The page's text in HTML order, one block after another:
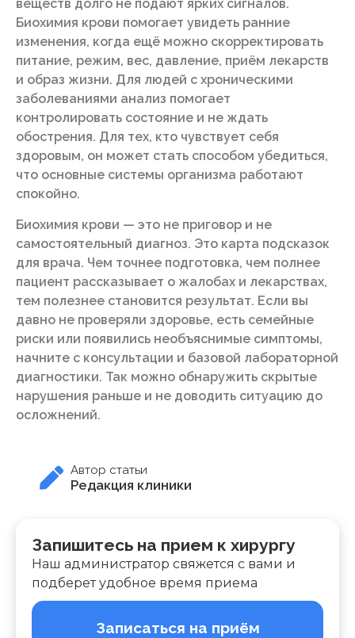
веществ долго не подают ярких сигналов.
Биохимия крови помогает увидеть ранние
изменения, когда ещё можно скорректировать
питание, режим, вес, давление, приём лекарств
и образ жизни. Для людей с хроническими
заболеваниями анализ помогает
контролировать состояние и не ждать
обострения. Для тех, кто чувствует себя
здоровым, он может стать способом убедиться,
что основные системы организма работают
спокойно.
Биохимия крови — это не приговор и не
самостоятельный диагноз. Это карта подсказок
для врача. Чем точнее подготовка, чем полнее
пациент рассказывает о жалобах и лекарствах,
тем полезнее становится результат. Если вы
давно не проверяли здоровье, есть семейные
риски или появились необъяснимые симптомы,
начните с консультации и базовой лабораторной
диагностики. Так можно обнаружить скрытые
нарушения раньше и не доводить ситуацию до
осложнений.
Автор статьи
Редакция клиники
Запишитесь на прием к хирургу
Наш администратор свяжется с вами и
подберет удобное время приема
Записаться на приём